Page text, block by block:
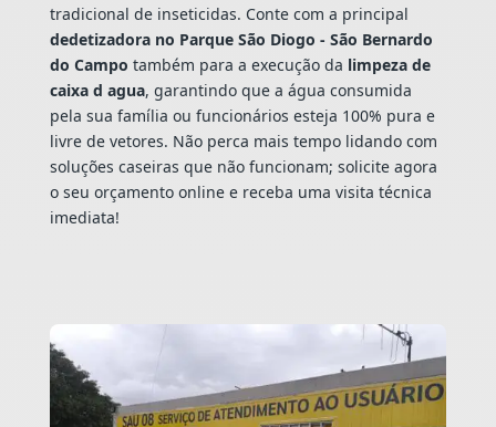
tradicional de inseticidas. Conte com a principal
dedetizadora no Parque São Diogo - São Bernardo
do Campo também para a execução da limpeza de
caixa d agua, garantindo que a água consumida
pela sua família ou funcionários esteja 100% pura e
livre de vetores. Não perca mais tempo lidando com
soluções caseiras que não funcionam; solicite agora
o seu orçamento online e receba uma visita técnica
imediata!